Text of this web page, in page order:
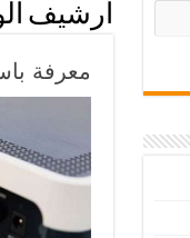
أرشيف
معرفة